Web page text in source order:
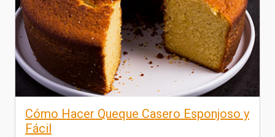
Cómo Hacer Queque Casero Esponjoso y
Fácil